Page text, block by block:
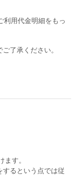
利用代金明細をもっ
了承ください。
す。
するという点では従